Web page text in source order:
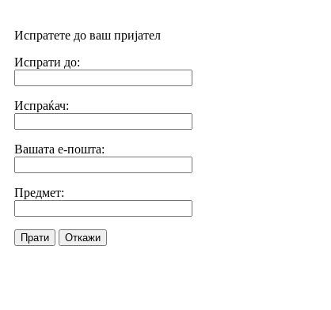
Испратете до ваш пријател
Испрати до:
Испраќач:
Вашата е-пошта:
Предмет:
Прати Откажи